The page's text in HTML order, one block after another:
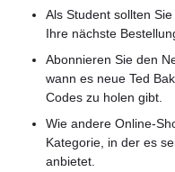
Als Student sollten
Ihre nächste
Abonnieren Sie den
wann es neue Ted
Codes zu holen gibt.
Wie andere Online-
Kategorie, in der es
anbietet.